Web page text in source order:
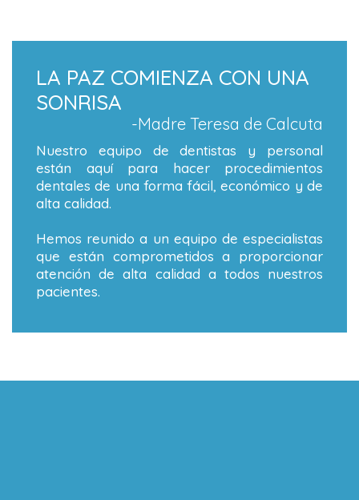
LA PAZ COMIENZA CON UNA
SONRISA
-Madre Teresa de Calcuta
Nuestro equipo de dentistas y personal
están aquí para hacer procedimientos
dentales de una forma fácil, económico y de
alta calidad.
Hemos reunido a un equipo de especialistas
que están comprometidos a proporcionar
atención de alta calidad a todos nuestros
pacientes.